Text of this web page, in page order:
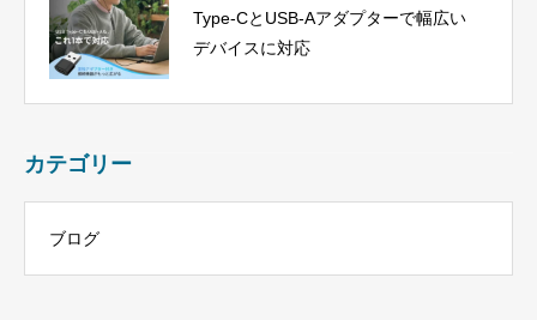
Type-CとUSB-Aアダプターで幅広い
デバイスに対応
カテゴリー
ブログ